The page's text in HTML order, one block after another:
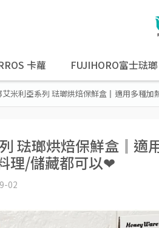
卡蘿 FUJIHORO富士琺瑯
艾米利亞系列 琺瑯烘焙保鮮盒║適用多種
琺瑯烘焙保鮮盒║適
理/儲藏都可以❤
02